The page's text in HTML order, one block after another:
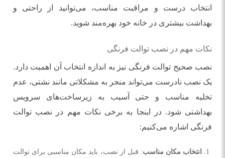
انتخاب درست و مراقبت مناسب، می‌توانید از راحتی و
بهداشت بیشتری در خانه خود بهره‌مند شوید.
نکات مهم در نصب توالت فرنگی
نصب صحیح توالت فرنگی نیز به اندازه انتخاب آن اهمیت دارد.
یک نصب نادرست می‌تواند منجر به مشکلاتی مانند نشتی، عدم
تخلیه مناسب و حتی آسیب به زیرساخت‌های سرویس
بهداشتی شود. در اینجا به برخی نکات مهم در نصب توالت
فرنگی اشاره می‌کنیم:
انتخاب مکان مناسب: قبل از نصب، باید مکان مناسبی برای توالت